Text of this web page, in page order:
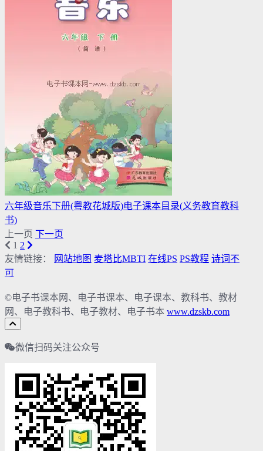
六年级音乐下册(粤教花城版)电子课本目录(义务教育教科
书)
上一页 下一页
1 2
友情链接：
网站地图 麦塔比MBTI 在线PS PS教程 诗词不
可
©电子书课本网、电子书课本、电子课本、教科书、教材
网、电子教科书、电子教材、电子书本 www.dzskb.com
微信扫码关注公众号